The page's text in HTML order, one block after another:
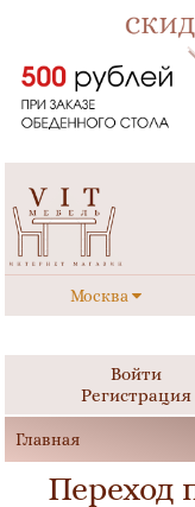
Москва
Войти
Регистрация
Переход